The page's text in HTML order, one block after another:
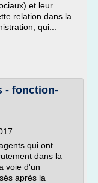
et leur
relation dans la
qui...
- fonction-
qui ont
dans la
voie d'un
après la